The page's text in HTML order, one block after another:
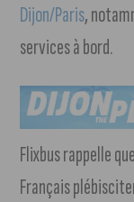
Dijon/Paris,
services à bord.
Flixbus rappelle
Français